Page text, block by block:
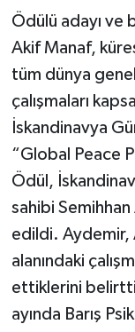
Ödülü adayı ve
Akif Manaf,
tüm dünya
çalışmaları
İskandinavya
“Global Peace
Ödül,
sahibi
edildi. Aydemir,
alanındaki
ettiklerini
ayında Barış